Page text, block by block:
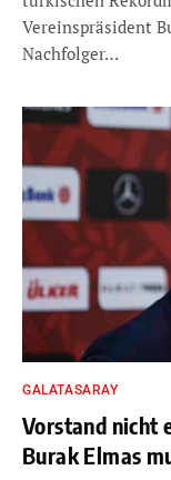
Vereinspräsident
Nachfolger…
GALATASARAY
Vorstand nicht
Burak Elmas